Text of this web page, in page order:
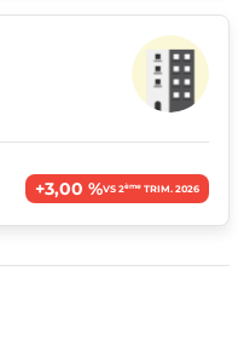
+3,00 %VS 2èmeTRIM. 2026